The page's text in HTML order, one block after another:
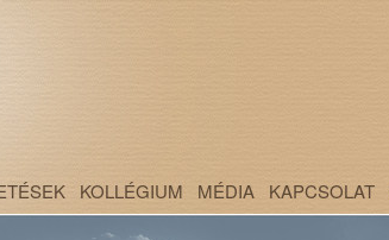
KOLLÉGIUM MÉDIA KAPCSOLAT